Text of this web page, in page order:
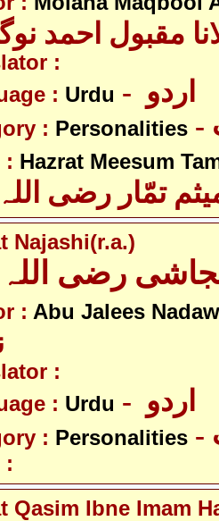
مقبول احمد
:
: Urdu
: Personalities
: Hazrat Meesum
تمّار رضی
Najashi(r.a.)
رضی اللہ
: Abu Jalees
:
: Urdu
: Personalities
:
Qasim Ibne Imam